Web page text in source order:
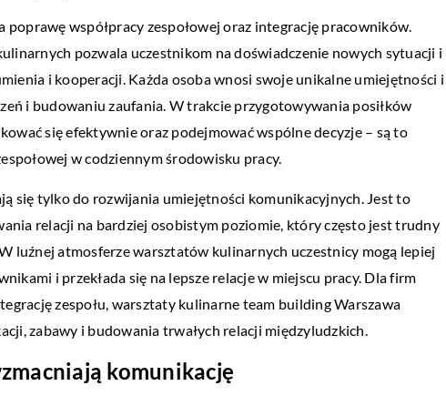
współpracy zespołowej oraz integrację pracowników.
pozwala uczestnikom na doświadczenie nowych sytuacji i
i kooperacji. Każda osoba wnosi swoje unikalne umiejętności i
i budowaniu zaufania. W trakcie przygotowywania posiłków
się efektywnie oraz podejmować wspólne decyzje – są to
w codziennym środowisku pracy.
się tylko do rozwijania umiejętności komunikacyjnych. Jest to
relacji na bardziej osobistym poziomie, który często jest trudny
luźnej atmosferze warsztatów kulinarnych uczestnicy mogą lepiej
i przekłada się na lepsze relacje w miejscu pracy. Dla firm
zespołu, warsztaty kulinarne team building Warszawa
zabawy i budowania trwałych relacji międzyludzkich.
komunikację